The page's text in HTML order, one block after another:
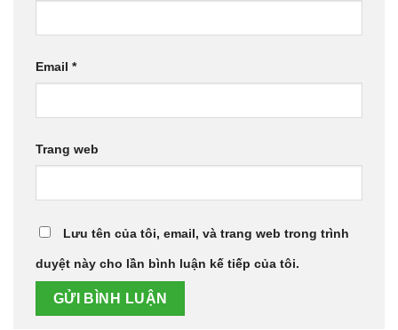
Email *
Trang web
Lưu tên của tôi, email, và trang web trong trình
duyệt này cho lần bình luận kế tiếp của tôi.